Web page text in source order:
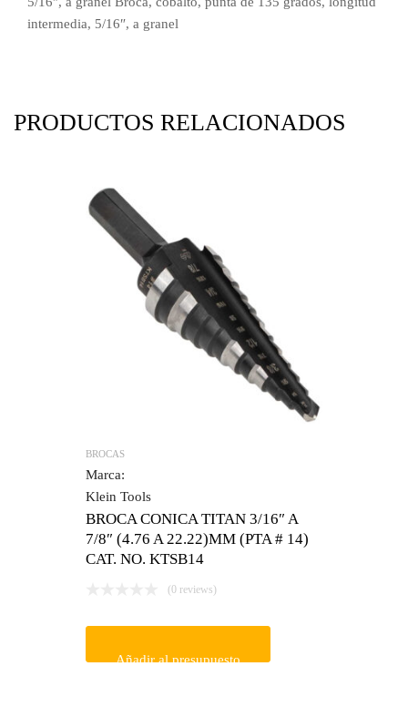
intermedia, 5/16″, a granel
PRODUCTOS RELACIONADOS
BROCAS
Marca:
Klein Tools
BROCA CONICA TITAN 3/16″ A
7/8″ (4.76 A 22.22)MM (PTA # 14)
CAT. NO. KTSB14
(0 reviews)
Añadir al presupuesto